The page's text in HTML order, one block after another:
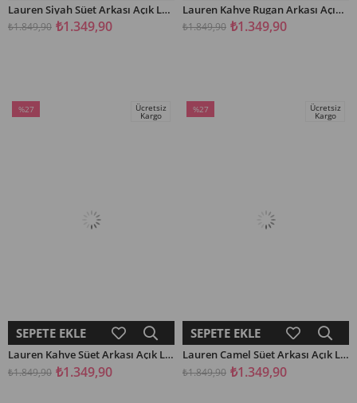
Lauren Siyah Süet Arkası Açık Lastikli Kadın Kısa Topuklu Ayakkabı
₺1.349,90
₺1.849,90
Lauren Kahve Rugan Arkası Açık Lastikli Kadın Kısa Topuklu Ayakkabı
₺1.349,90
₺1.849,90
SEPETE EKLE
%27
Ücretsiz
Kargo
Lauren Kahve Süet Arkası Açık Lastikli Kadın Kısa Topuklu Ayakkabı
₺1.349,90
₺1.849,90
SEPETE EKLE
%27
Ücretsiz
Kargo
Lauren Camel Süet Arkası Açık Lastikli Kadın Kısa Topuklu Ayakkabı
₺1.349,90
₺1.849,90